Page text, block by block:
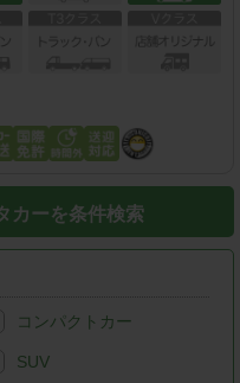
カーを条件検索
コンパクトカー
SUV